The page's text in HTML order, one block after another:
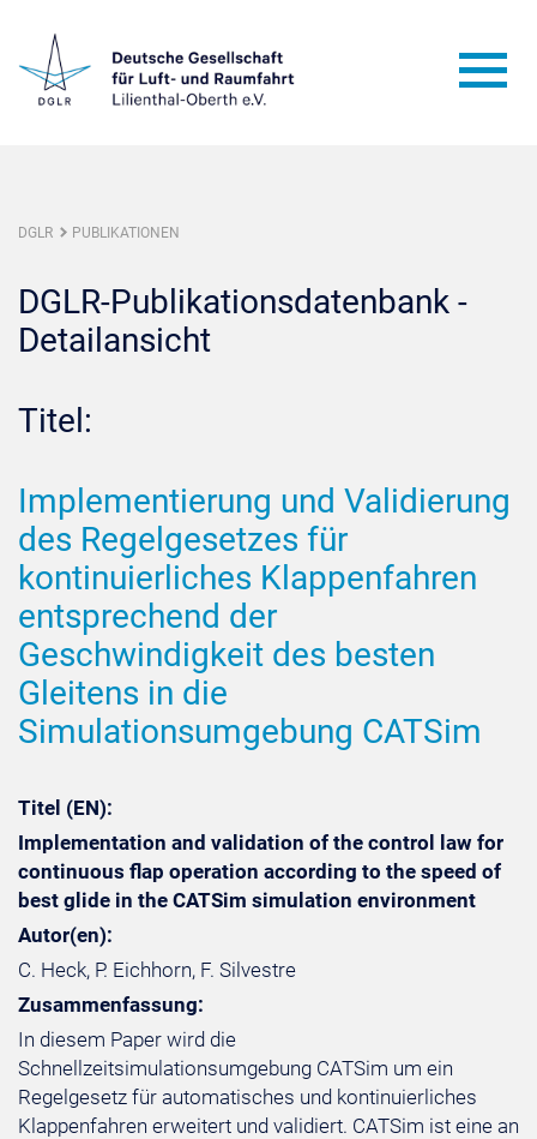
DGLR PUBLIKATIONEN
DGLR-Publikationsdatenbank -
Detailansicht
Titel:
Implementierung und Validierung
des Regelgesetzes für
kontinuierliches Klappenfahren
entsprechend der
Geschwindigkeit des besten
Gleitens in die
Simulationsumgebung CATSim
Titel (EN):
Implementation and validation of the control law for
continuous flap operation according to the speed of
best glide in the CATSim simulation environment
Autor(en):
C. Heck, P. Eichhorn, F. Silvestre
Zusammenfassung:
In diesem Paper wird die
Schnellzeitsimulationsumgebung CATSim um ein
Regelgesetz für automatisches und kontinuierliches
Klappenfahren erweitert und validiert. CATSim ist eine an